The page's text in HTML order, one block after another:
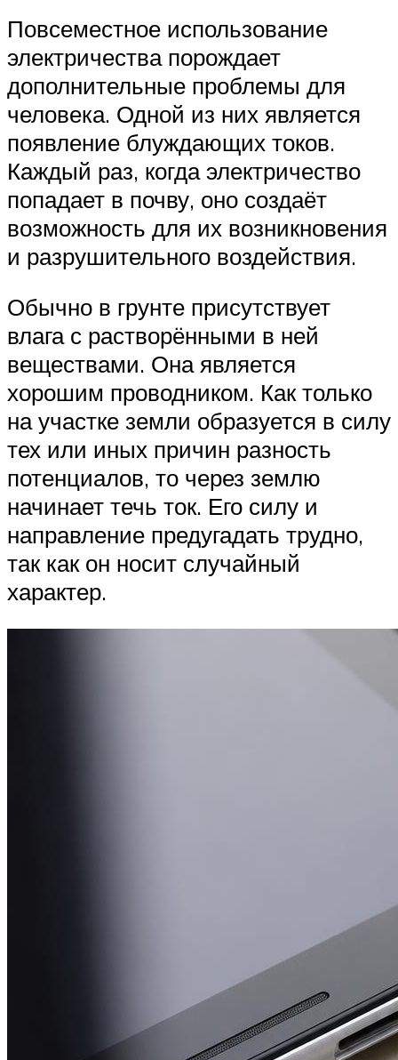
Повсеместное использование
электричества порождает
дополнительные проблемы для
человека. Одной из них является
появление блуждающих токов.
Каждый раз, когда электричество
попадает в почву, оно создаёт
возможность для их возникновения
и разрушительного воздействия.
Обычно в грунте присутствует
влага с растворёнными в ней
веществами. Она является
хорошим проводником. Как только
на участке земли образуется в силу
тех или иных причин разность
потенциалов, то через землю
начинает течь ток. Его силу и
направление предугадать трудно,
так как он носит случайный
характер.